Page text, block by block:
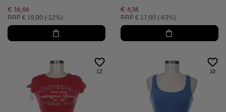
€ 16,66
Unverbindliche Preisempfehlung:
RRP € 19,00 (-12%)
€ 6,18
Unverbindliche Preisempfehlung:
RRP € 17,00 (-63%)
12 10